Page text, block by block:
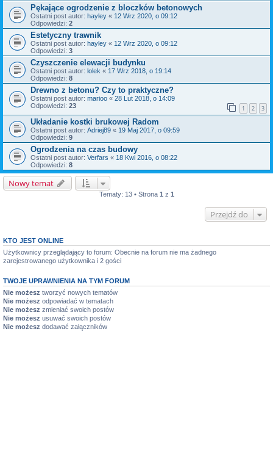
Pękające ogrodzenie z bloczków betonowych
Ostatni post autor: hayley « 12 Wrz 2020, o 09:12
Odpowiedzi: 2
Estetyczny trawnik
Ostatni post autor: hayley « 12 Wrz 2020, o 09:12
Odpowiedzi: 3
Czyszczenie elewacji budynku
Ostatni post autor: lolek « 17 Wrz 2018, o 19:14
Odpowiedzi: 8
Drewno z betonu? Czy to praktyczne?
Ostatni post autor: marioo « 28 Lut 2018, o 14:09
Odpowiedzi: 23 1 2 3
Układanie kostki brukowej Radom
Ostatni post autor: Adriej89 « 19 Maj 2017, o 09:59
Odpowiedzi: 9
Ogrodzenia na czas budowy
Ostatni post autor: Verfars « 18 Kwi 2016, o 08:22
Odpowiedzi: 8
Nowy temat
Tematy: 13 • Strona 1 z 1
Przejdź do
KTO JEST ONLINE
Użytkownicy przeglądający to forum: Obecnie na forum nie ma żadnego
zarejestrowanego użytkownika i 2 gości
TWOJE UPRAWNIENIA NA TYM FORUM
Nie możesz tworzyć nowych tematów
Nie możesz odpowiadać w tematach
Nie możesz zmieniać swoich postów
Nie możesz usuwać swoich postów
Nie możesz dodawać załączników